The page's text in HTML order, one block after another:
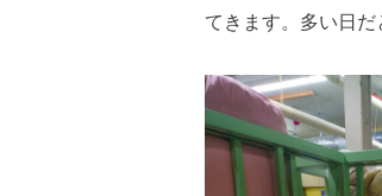
てきます。多い日だ